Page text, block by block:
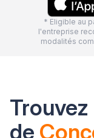
* Eligible au
l'entreprise
modalités
de